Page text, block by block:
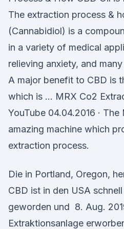
The extraction process &
(Cannabidiol) is a
in a variety of medical
relieving anxiety, and
A major benefit to CBD is
which is … MRX Co2
YouTube 04.04.2016 ·
amazing machine which
extraction process.
Die in Portland, Oregon,
CBD ist in den USA
geworden und 8. Aug.
Extraktionsanlage